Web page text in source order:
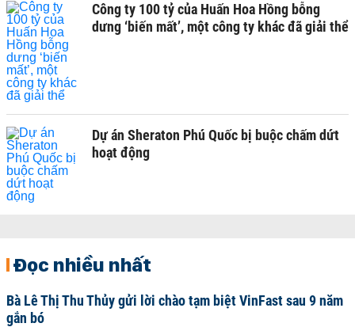
Công ty 100 tỷ của Huấn Hoa Hồng bỗng
dưng ‘biến mất’, một công ty khác đã giải thể
Dự án Sheraton Phú Quốc bị buộc chấm dứt
hoạt động
Đọc nhiều nhất
Bà Lê Thị Thu Thủy gửi lời chào tạm biệt VinFast sau 9 năm
gắn bó